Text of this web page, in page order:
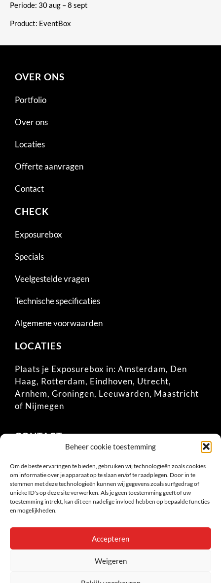
Beheer cookie toestemming
Om de beste ervaringen te bieden, gebruiken wij technologieën zoals cookies
om informatie over je apparaat op te slaan en/of te raadplegen. Door in te
stemmen met deze technologieën kunnen wij gegevens zoals surfgedrag of
unieke ID's op deze site verwerken. Als je geen toestemming geeft of uw
toestemming intrekt, kan dit een nadelige invloed hebben op bepaalde functies
en mogelijkheden.
Accepteren
Weigeren
Periode: 30 aug – 8 sept
Product: EventBox
OVER ONS
Portfolio
Over ons
Locaties
Offerte aanvragen
Contact
CHECK
Exposurebox
Specials
Veelgestelde vragen
Technische specificaties
Algemene voorwaarden
LOCATIES
Plaats je Exposurebox in: Amsterdam, Den
Haag, Rotterdam, Eindhoven, Utrecht,
Arnhem, Groningen, Leeuwarden, Maastricht
of Nijmegen
CONTACT
Wilhelminastraat 33
6851 KN Huissen
info@exposurebox.nl
KVK: 58778314